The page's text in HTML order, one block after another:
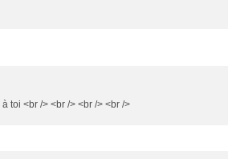
toi <br /> <br /> <br /> <br />